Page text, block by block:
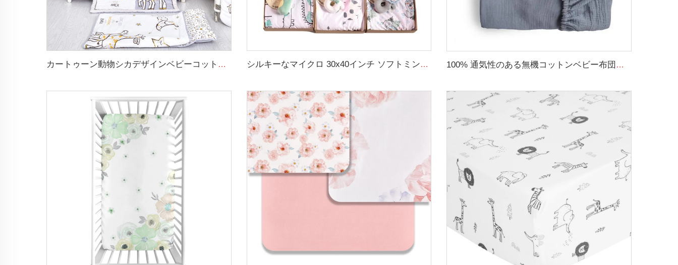
カートゥーン動物シカデザインベビーコット布団 クリブベッドリネン コンフォーター布団セット クリブベッド用品 シルキーなマイクロ 30x40インチ ソフトミンキードットブランケット 多機能 赤ちゃん用くるまlageブランケット ポリエステル製 100% 通気性のある無機コットンベビー布団シート スーパーソフト洗濯可能マスリンフィットしたクリブシート